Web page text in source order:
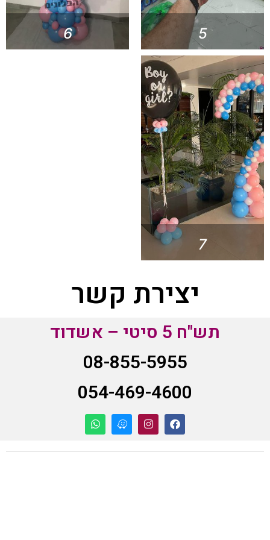
5
6
7
יצירת קשר
תש"ח 5 סיטי – אשדוד
08-855-5955
054-469-4600